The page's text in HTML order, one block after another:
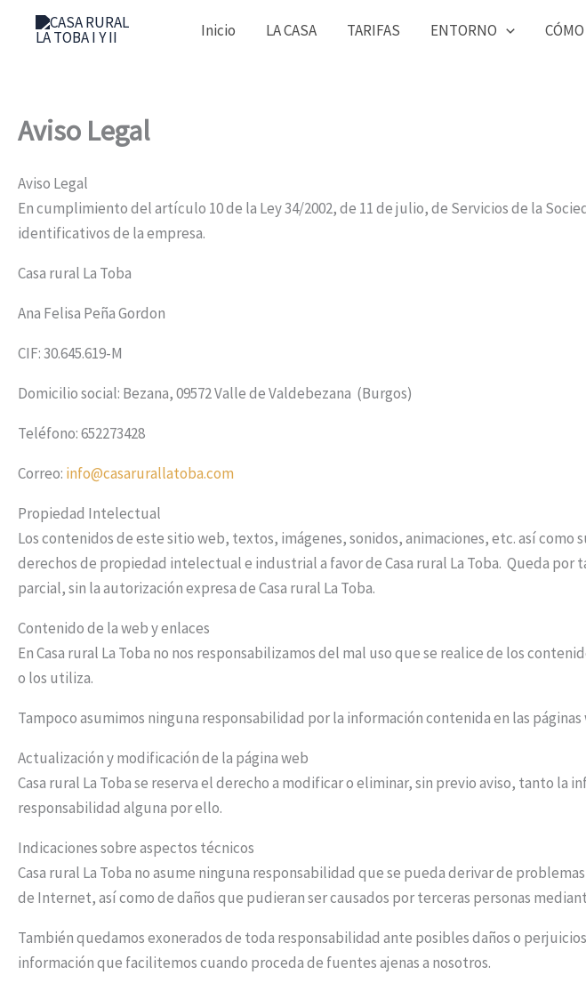
Inicio LA CASA TARIFAS ENTORNO
Aviso Legal
Aviso Legal
En cumplimiento del artículo 10 de la Ley 34/2002, de 11 de julio, de Servicios de la
identificativos de la empresa.
Casa rural La Toba
Ana Felisa Peña Gordon
CIF: 30.645.619-M
Domicilio social: Bezana, 09572 Valle de Valdebezana (Burgos)
Teléfono: 652273428
Correo: info@casarurallatoba.com
Propiedad Intelectual
Los contenidos de este sitio web, textos, imágenes, sonidos, animaciones, etc. así
derechos de propiedad intelectual e industrial a favor de Casa rural La Toba. Queda
parcial, sin la autorización expresa de Casa rural La Toba.
Contenido de la web y enlaces
En Casa rural La Toba no nos responsabilizamos del mal uso que se realice de los
o los utiliza.
Tampoco asumimos ninguna responsabilidad por la información contenida en las
Actualización y modificación de la página web
Casa rural La Toba se reserva el derecho a modificar o eliminar, sin previo aviso, tanto
responsabilidad alguna por ello.
Indicaciones sobre aspectos técnicos
Casa rural La Toba no asume ninguna responsabilidad que se pueda derivar de
de Internet, así como de daños que pudieran ser causados por terceras personas
También quedamos exonerados de toda responsabilidad ante posibles daños o
información que facilitemos cuando proceda de fuentes ajenas a nosotros.